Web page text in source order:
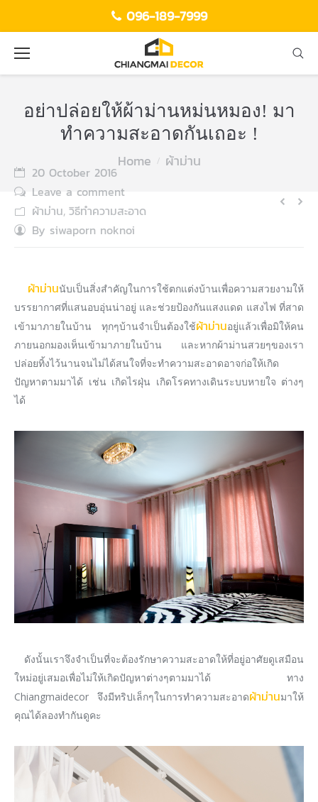
096-189-7999
อย่าปล่อยให้ผ้าม่านหม่นหมอง! มา
ทำความสะอาดกันเถอะ !
Home ผ้าม่าน
20 October 2016
Leave a comment
ผ้าม่าน, วิธีทำความสะอาด
By siwaporn noknoi
ผ้าม่านนับเป็นสิ่งสำคัญในการใช้ตกแต่งบ้านเพื่อความสวยงามให้
บรรยากาศที่แสนอบอุ่นน่าอยู่ และช่วยป้องกันแสงแดด แสงไฟ ที่สาด
เข้ามาภายในบ้าน ทุกๆบ้านจำเป็นต้องใช้ผ้าม่านอยู่แล้วเพื่อมิให้คน
ภายนอกมองเห็นเข้ามาภายในบ้าน และหากผ้าม่านสวยๆของเรา
ปล่อยทิ้งไว้นานจนไม่ได้สนใจที่จะทำความสะอาดอาจก่อให้เกิด
ปัญหาตามมาได้ เช่น เกิดไรฝุ่น เกิดโรคทางเดินระบบหายใจ ต่างๆ
ได้
ดังนั้นเราจึงจำเป็นที่จะต้องรักษาความสะอาดให้ที่อยู่อาศัยดูเสมือน
ใหม่อยู่เสมอเพื่อไม่ให้เกิดปัญหาต่างๆตามมาได้ ทาง
Chiangmaidecor จึงมีทริปเล็กๆในการทำความสะอาดผ้าม่านมาให้
คุณได้ลองทำกันดูคะ